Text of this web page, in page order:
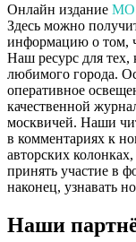
Онлайн издание
Здесь можно
информацию о том,
Наш ресурс для тех,
любимого города.
оперативное
качественной
москвичей. Наши
в комментариях к
авторских
принять участие в
наконец, узнавать
Наши